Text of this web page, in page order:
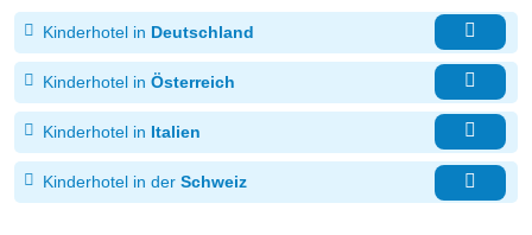
Kinderhotel in Deutschland
Kinderhotel in Österreich
Kinderhotel in Italien
Kinderhotel in der Schweiz